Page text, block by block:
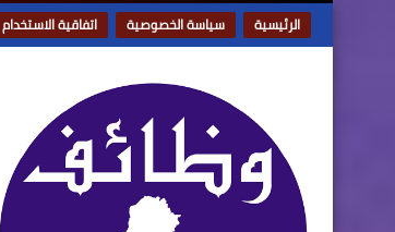
الرئيسية سياسة الخصوصية اتفاقية الاستخدام